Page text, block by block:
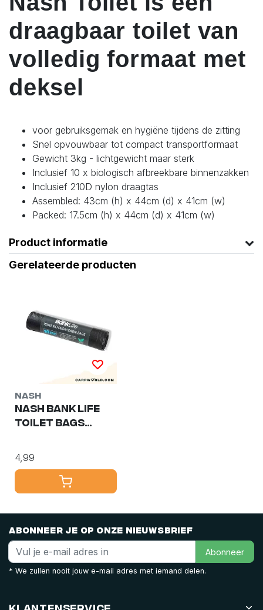
draagbaar toilet van
volledig formaat met
deksel
voor gebruiksgemak en hygiëne tijdens de zitting
Snel opvouwbaar tot compact transportformaat
Gewicht 3kg - lichtgewicht maar sterk
Inclusief 10 x biologisch afbreekbare binnenzakken
Inclusief 210D nylon draagtas
Assembled: 43cm (h) x 44cm (d) x 41cm (w)
Packed: 17.5cm (h) x 44cm (d) x 41cm (w)
Product informatie
Gerelateerde producten
Nash
Nash Bank life
Toilet Bags
4,99
Abonneer je op onze nieuwsbrief
Abonneer
* We zullen nooit jouw e-mail adres met iemand delen.
Klantenservice